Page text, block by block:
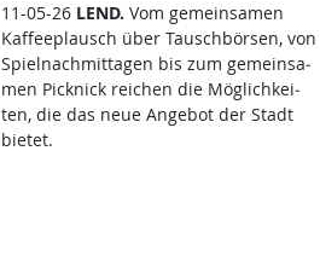
11-05-26 LEND. Vom ge­mein­sa­men
Kaf­fee­plausch über Tausch­bör­sen, von
Spiel­nach­mit­ta­gen bis zum ge­mein­sa­
men Pick­nick rei­chen die Mög­lich­kei­
ten, die das neue An­ge­bot der Stadt
bie­tet.